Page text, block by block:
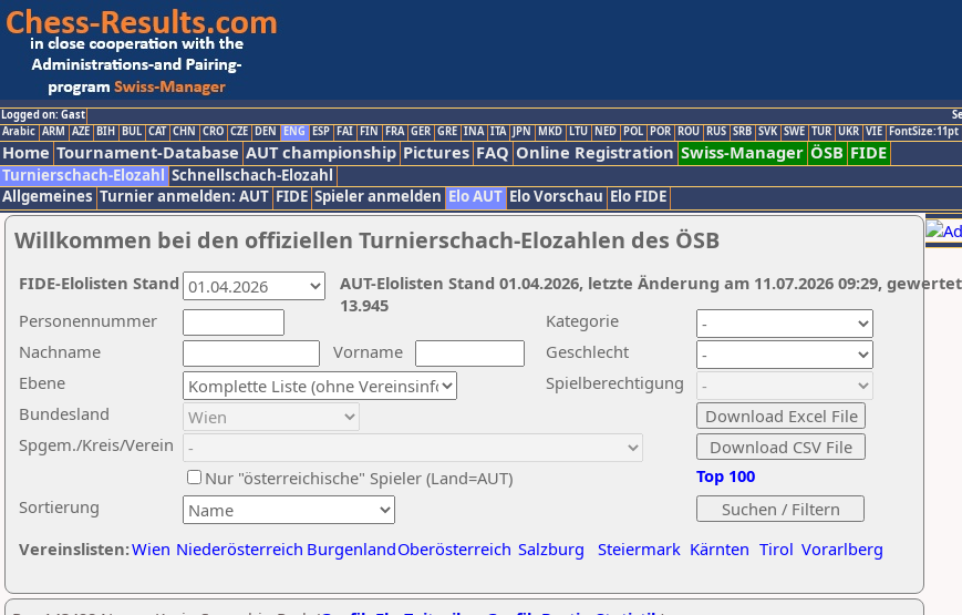
Logged on: Gast
Arabic ARM AZE BIH BUL CAT CHN CRO CZE DEN ENG ESP FAI FIN FRA GER GRE INA ITA JPN MKD LTU NED POL POR ROU RUS SRB SVK SWE TUR UKR VIE FontSize:11pt
Home Tournament-Database AUT championship Pictures FAQ Online Registration Swiss-Manager ÖSB FIDE
Turnierschach-Elozahl Schnellschach-Elozahl
Allgemeines Turnier anmelden: AUT FIDE Spieler anmelden Elo AUT Elo Vorschau Elo FIDE
Willkommen bei den offiziellen Turnierschach-Elozahlen des ÖSB
Nachname
Vorname
Ebene
Kategorie
Sortierung
Personennummer
Bundesland
Spgem./Kreis/Verein
Geschlecht
Nur "österreichische" Spieler (Land=AUT)
Spielberechtigung
Vereinslisten:Wien Niederösterreich BurgenlandOberösterreich Salzburg Steiermark Kärnten Tirol Vorarlberg
Top 100
AUT-Elolisten Stand 01.04.2026, letzte Änderung am 11.07.2026 09:29,
13.945
FIDE-Elolisten Stand